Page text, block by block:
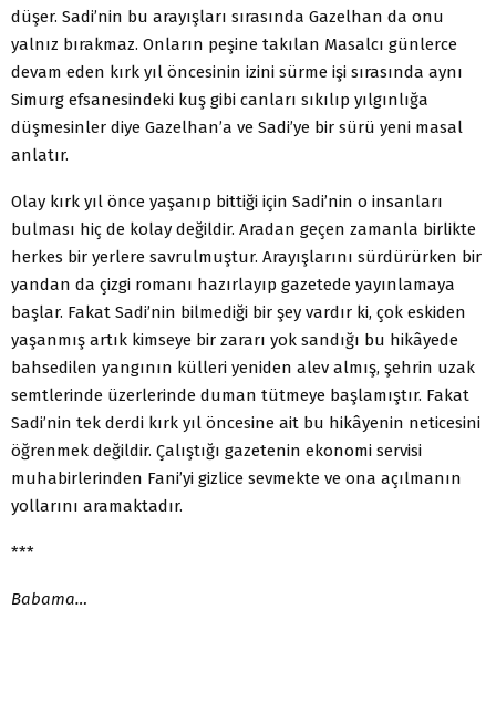
düşer. Sadi’nin bu arayışları sırasında Gazelhan da onu
yalnız bırakmaz. Onların peşine takılan Masalcı günlerce
devam eden kırk yıl öncesinin izini sürme işi sırasında aynı
Simurg efsanesindeki kuş gibi canları sıkılıp yılgınlığa
düşmesinler diye Gazelhan’a ve Sadi’ye bir sürü yeni masal
anlatır.
Olay kırk yıl önce yaşanıp bittiği için Sadi’nin o insanları
bulması hiç de kolay değildir. Aradan geçen zamanla birlikte
herkes bir yerlere savrulmuştur. Arayışlarını sürdürürken bir
yandan da çizgi romanı hazırlayıp gazetede yayınlamaya
başlar. Fakat Sadi’nin bilmediği bir şey vardır ki, çok eskiden
yaşanmış artık kimseye bir zararı yok sandığı bu hikâyede
bahsedilen yangının külleri yeniden alev almış, şehrin uzak
semtlerinde üzerlerinde duman tütmeye başlamıştır. Fakat
Sadi’nin tek derdi kırk yıl öncesine ait bu hikâyenin neticesini
öğrenmek değildir. Çalıştığı gazetenin ekonomi servisi
muhabirlerinden Fani’yi gizlice sevmekte ve ona açılmanın
yollarını aramaktadır.
***
Babama…